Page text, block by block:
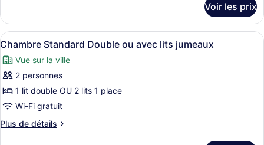
Chambre
Simple
Standard
le
type
de
Chambre
Simple
Voir les prix
Afficher
toutes
les
photos
pour
ce
type
de
Un lit bien fait dans une chambre
6
Chambre Standard Double ou avec lits jumeaux
Vue sur la ville
2 personnes
1 lit double OU 2 lits 1 place
Wi-Fi gratuit
Plus de détails
Plus